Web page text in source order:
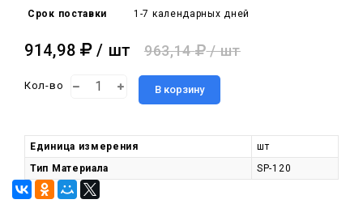
Срок поставки
1-7 календарных дней
914,98 / шт 963,14 / шт
Кол-во В корзину
Единица измерения
шт
Тип Материала
SP-120